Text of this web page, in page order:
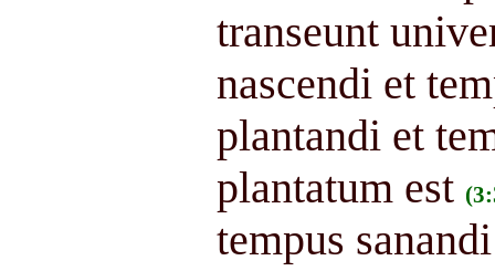
transeunt
nascendi et
plantandi et
plantatum est
tempus